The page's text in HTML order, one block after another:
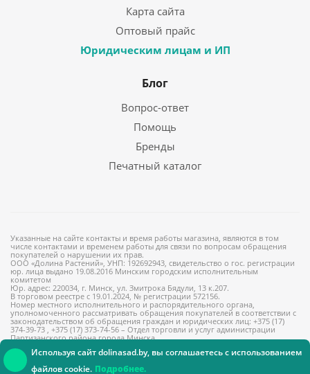
Используя сайт dolinasad.by, вы соглашаетесь с использованием
файлов cookie. Подробнее.
Карта сайта
Оптовый прайс
Юридическим лицам и ИП
Блог
Вопрос-ответ
Помощь
Бренды
Печатный каталог
Указанные на сайте контакты и время работы магазина, являются в том
числе контактами и временем работы для связи по вопросам обращения
покупателей о нарушении их прав.
ООО «Долина Растений», УНП: 192692943, свидетельство о гос. регистрации
юр. лица выдано 19.08.2016 Минским городским исполнительным
комитетом
Юр. адрес: 220034, г. Минск, ул. Змитрока Бядули, 13 к.207.
В торговом реестре с 19.01.2024, № регистрации 572156.
Номер местного исполнительного и распорядительного органа,
уполномоченного рассматривать обращения покупателей в соответствии с
законодательством об обращения граждан и юридических лиц: +375 (17)
374-39-73 , +375 (17) 373-74-56 – Отдел торговли и услуг администрации
Партизанского района города Минска